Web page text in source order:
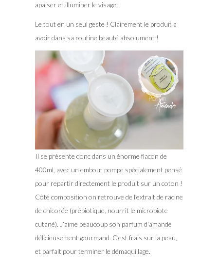
apaiser et illuminer le visage !
Le tout en un seul geste ! Clairement le produit a
avoir dans sa routine beauté absolument !
Il se présente donc dans un énorme flacon de
400ml, avec un embout pompe spécialement pensé
pour repartir directement le produit sur un coton !
Côté composition on retrouve de l’extrait de racine
de chicorée (prébiotique, nourrit le microbiote
cutané). J’aime beaucoup son parfum d’amande
délicieusement gourmand. C’est frais sur la peau,
et parfait pour terminer le démaquillage.